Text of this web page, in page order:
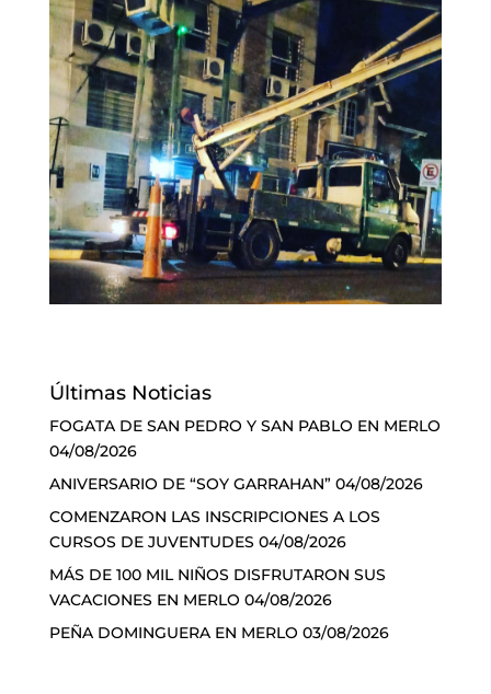
Últimas Noticias
FOGATA DE SAN PEDRO Y SAN PABLO EN MERLO
04/08/2026
ANIVERSARIO DE “SOY GARRAHAN” 04/08/2026
COMENZARON LAS INSCRIPCIONES A LOS
CURSOS DE JUVENTUDES 04/08/2026
MÁS DE 100 MIL NIÑOS DISFRUTARON SUS
VACACIONES EN MERLO 04/08/2026
PEÑA DOMINGUERA EN MERLO 03/08/2026